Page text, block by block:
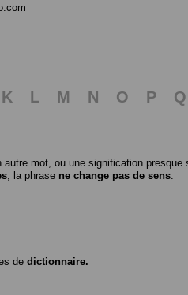
K L M N O P Q
mot, ou une signification presque
, la phrase ne change pas de sens
de dictionnaire.